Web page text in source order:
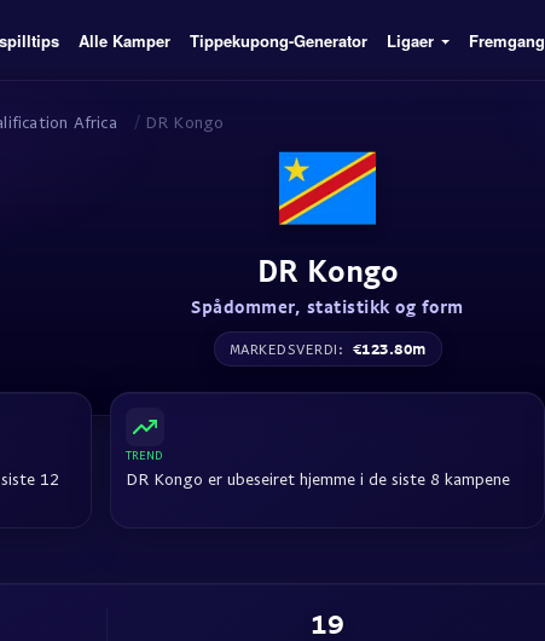
Alle Kamper Tippekupong-Generator Ligaer Fremgang
Africa / DR Kongo
DR Kongo
Spådommer, statistikk og form
MARKEDSVERDI: €123.80m
12
TREND
DR Kongo er ubeseiret hjemme i de siste 8 kampene
19